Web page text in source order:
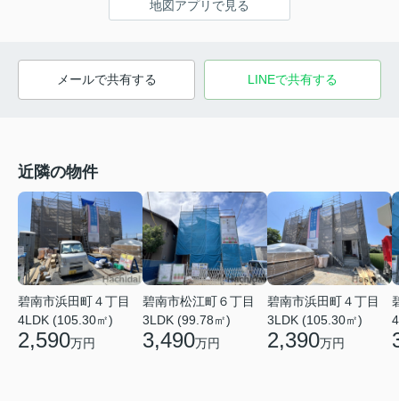
地図アプリで見る
メールで共有する LINEで共有する
近隣の物件
碧南市浜田町４丁目
4LDK (105.30㎡)
2,590万円
碧南市松江町６丁目
3LDK (99.78㎡)
3,490万円
碧南市浜田町４丁目
3LDK (105.30㎡)
2,390万円